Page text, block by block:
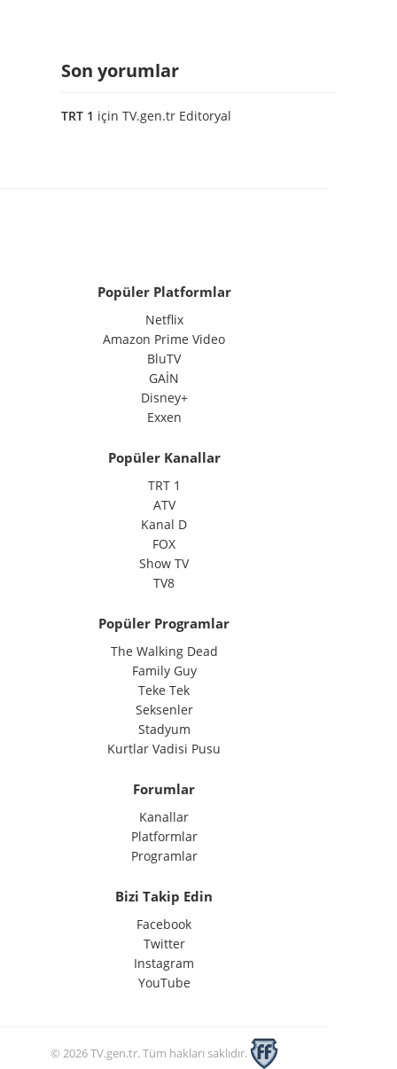
Son yorumlar
TRT 1 için TV.gen.tr Editoryal
Popüler Platformlar
Netflix
Amazon Prime Video
BluTV
GAİN
Disney+
Exxen
Popüler Kanallar
TRT 1
ATV
Kanal D
FOX
Show TV
TV8
Popüler Programlar
The Walking Dead
Family Guy
Teke Tek
Seksenler
Stadyum
Kurtlar Vadisi Pusu
Forumlar
Kanallar
Platformlar
Programlar
Bizi Takip Edin
Facebook
Twitter
Instagram
YouTube
© 2026 TV.gen.tr. Tüm hakları saklıdır.